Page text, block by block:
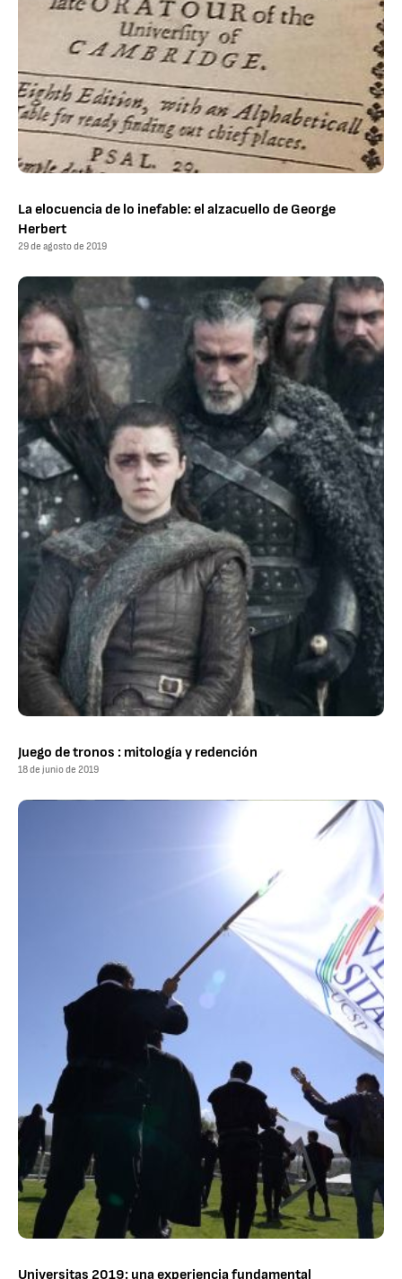
La elocuencia de lo inefable: el alzacuello de George
Herbert
29 de agosto de 2019
Juego de tronos : mitología y redención
18 de junio de 2019
Universitas 2019: una experiencia fundamental